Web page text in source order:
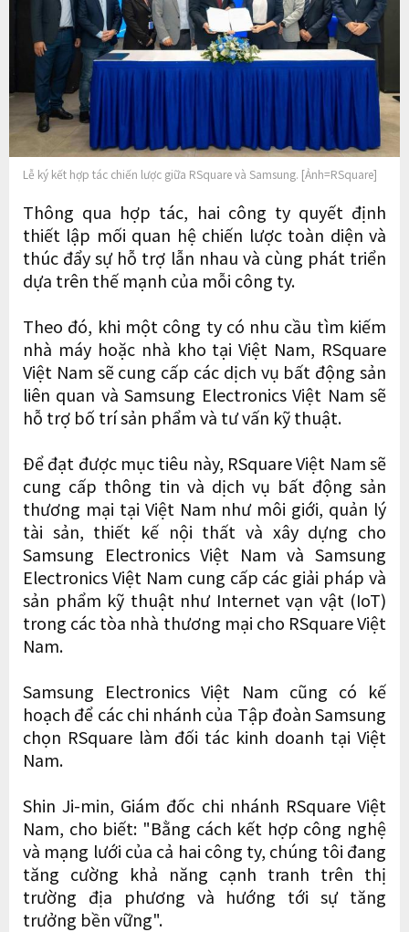
Lễ ký kết hợp tác chiến lược giữa RSquare và Samsung. [Ảnh=RSquare]
Thông qua hợp tác, hai công ty quyết định
thiết lập mối quan hệ chiến lược toàn diện và
thúc đẩy sự hỗ trợ lẫn nhau và cùng phát triển
dựa trên thế mạnh của mỗi công ty.
Theo đó, khi một công ty có nhu cầu tìm kiếm
nhà máy hoặc nhà kho tại Việt Nam, RSquare
Việt Nam sẽ cung cấp các dịch vụ bất động sản
liên quan và Samsung Electronics Việt Nam sẽ
hỗ trợ bố trí sản phẩm và tư vấn kỹ thuật.
Để đạt được mục tiêu này, RSquare Việt Nam sẽ
cung cấp thông tin và dịch vụ bất động sản
thương mại tại Việt Nam như môi giới, quản lý
tài sản, thiết kế nội thất và xây dựng cho
Samsung Electronics Việt Nam và Samsung
Electronics Việt Nam cung cấp các giải pháp và
sản phẩm kỹ thuật như Internet vạn vật (IoT)
trong các tòa nhà thương mại cho RSquare Việt
Nam.
Samsung Electronics Việt Nam cũng có kế
hoạch để các chi nhánh của Tập đoàn Samsung
chọn RSquare làm đối tác kinh doanh tại Việt
Nam.
Shin Ji-min, Giám đốc chi nhánh RSquare Việt
Nam, cho biết: "Bằng cách kết hợp công nghệ
và mạng lưới của cả hai công ty, chúng tôi đang
tăng cường khả năng cạnh tranh trên thị
trường địa phương và hướng tới sự tăng
trưởng bền vững".